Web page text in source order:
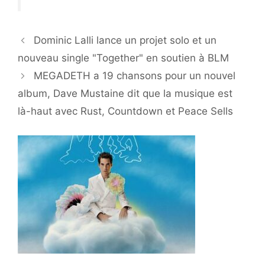
Dominic Lalli lance un projet solo et un
nouveau single "Together" en soutien à BLM
MEGADETH a 19 chansons pour un nouvel
album, Dave Mustaine dit que la musique est
là-haut avec Rust, Countdown et Peace Sells